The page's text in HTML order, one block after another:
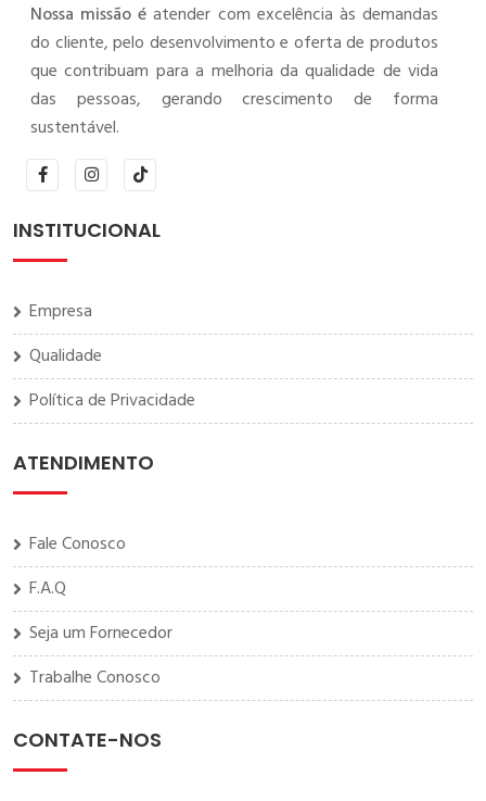
Nossa missão é atender com excelência às demandas
do cliente, pelo desenvolvimento e oferta de produtos
que contribuam para a melhoria da qualidade de vida
das pessoas, gerando crescimento de forma
sustentável.
INSTITUCIONAL
Empresa
Qualidade
Política de Privacidade
ATENDIMENTO
Fale Conosco
F.A.Q
Seja um Fornecedor
Trabalhe Conosco
CONTATE-NOS